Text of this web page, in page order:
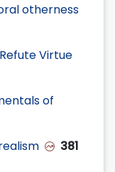
otherness
Virtue
of
381